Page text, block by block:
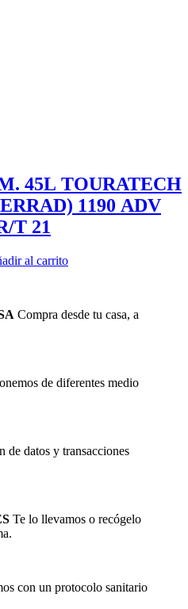
45L TOURATECH
1190 ADV
T 21
al carrito
Compra desde tu casa, a
de diferentes medio
de datos y transacciones
Te lo llevamos o recógelo
con un protocolo sanitario